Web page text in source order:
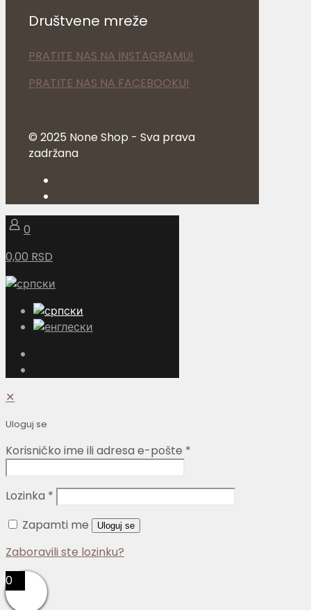
Društvene mreže
PRATITE NAS NA INSTAGRAMU!
PRATITE NAS NA FACEBOOKU!
© 2025 None Shop - Sva prava
zadržana
0
0,00 RSD
✕
Uloguj se
Korisničko ime ili adresa e-pošte *
Lozinka *
Zapamti me
Uloguj se
Zaboravili ste lozinku?
0